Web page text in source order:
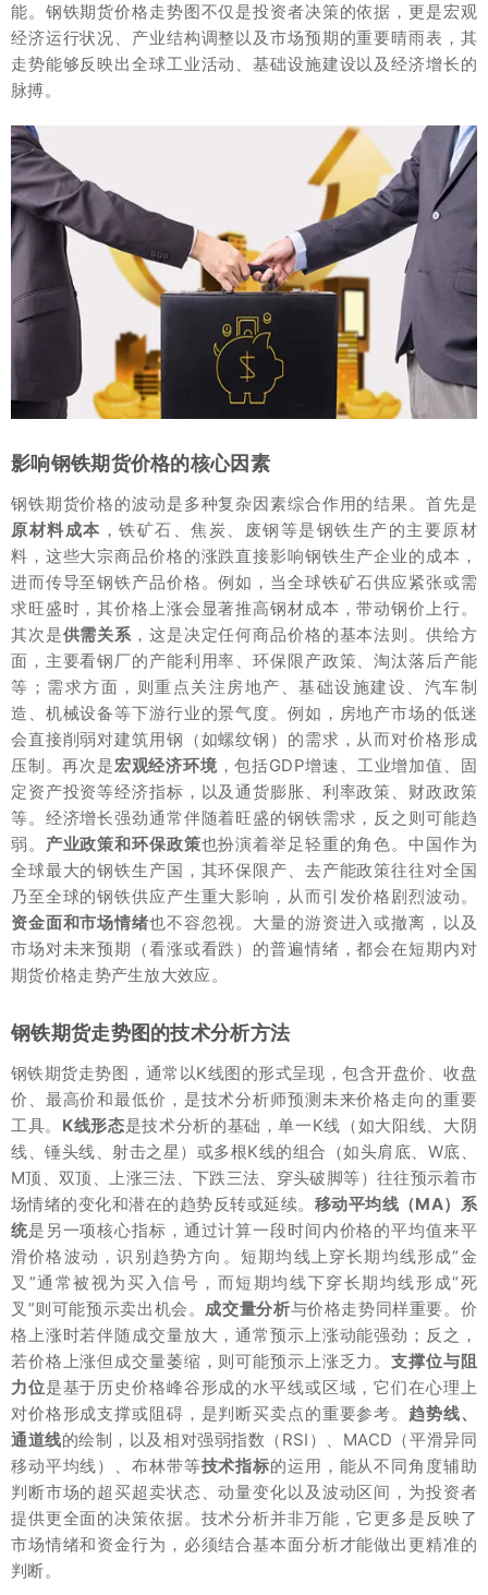
能。钢铁期货价格走势图不仅是投资者决策的依据，更是宏观
经济运行状况、产业结构调整以及市场预期的重要晴雨表，其
走势能够反映出全球工业活动、基础设施建设以及经济增长的
脉搏。
影响钢铁期货价格的核心因素
钢铁期货价格的波动是多种复杂因素综合作用的结果。首先是
原材料成本 ，铁矿石、焦炭、废钢等是钢铁生产的主要原材
料，这些大宗商品价格的涨跌直接影响钢铁生产企业的成本，
进而传导至钢铁产品价格。例如，当全球铁矿石供应紧张或需
求旺盛时，其价格上涨会显著推高钢材成本，带动钢价上行。
其次是供需关系 ，这是决定任何商品价格的基本法则。供给方
面，主要看钢厂的产能利用率、环保限产政策、淘汰落后产能
等；需求方面，则重点关注房地产、基础设施建设、汽车制
造、机械设备等下游行业的景气度。例如，房地产市场的低迷
会直接削弱对建筑用钢（如螺纹钢）的需求，从而对价格形成
压制。再次是宏观经济环境，包括GDP增速、工业增加值、固
定资产投资等经济指标，以及通货膨胀、利率政策、财政政策
等。经济增长强劲通常伴随着旺盛的钢铁需求，反之则可能趋
弱。 产业政策和环保政策也扮演着举足轻重的角色。中国作为
全球最大的钢铁生产国，其环保限产、去产能政策往往对全国
乃至全球的钢铁供应产生重大影响，从而引发价格剧烈波动。
资金面和市场情绪也不容忽视。大量的游资进入或撤离，以及
市场对未来预期（看涨或看跌）的普遍情绪，都会在短期内对
期货价格走势产生放大效应。
钢铁期货走势图的技术分析方法
钢铁期货走势图，通常以K线图的形式呈现，包含开盘价、收盘
价、最高价和最低价，是技术分析师预测未来价格走向的重要
工具。 K线形态是技术分析的基础，单一K线（如大阳线、大阴
线、锤头线、射击之星）或多根K线的组合（如头肩底、W底、
M顶、双顶、上涨三法、下跌三法、穿头破脚等）往往预示着市
场情绪的变化和潜在的趋势反转或延续。 移动平均线（MA）系
统是另一项核心指标，通过计算一段时间内价格的平均值来平
滑价格波动，识别趋势方向。短期均线上穿长期均线形成“金
叉”通常被视为买入信号，而短期均线下穿长期均线形成“死
叉”则可能预示卖出机会。 成交量分析与价格走势同样重要。价
格上涨时若伴随成交量放大，通常预示上涨动能强劲；反之，
若价格上涨但成交量萎缩，则可能预示上涨乏力。支撑位与阻
力位是基于历史价格峰谷形成的水平线或区域，它们在心理上
对价格形成支撑或阻碍，是判断买卖点的重要参考。 趋势线、
通道线的绘制，以及相对强弱指数（RSI）、MACD（平滑异同
移动平均线）、布林带等技术指标的运用，能从不同角度辅助
判断市场的超买超卖状态、动量变化以及波动区间，为投资者
提供更全面的决策依据。技术分析并非万能，它更多是反映了
市场情绪和资金行为，必须结合基本面分析才能做出更精准的
判断。